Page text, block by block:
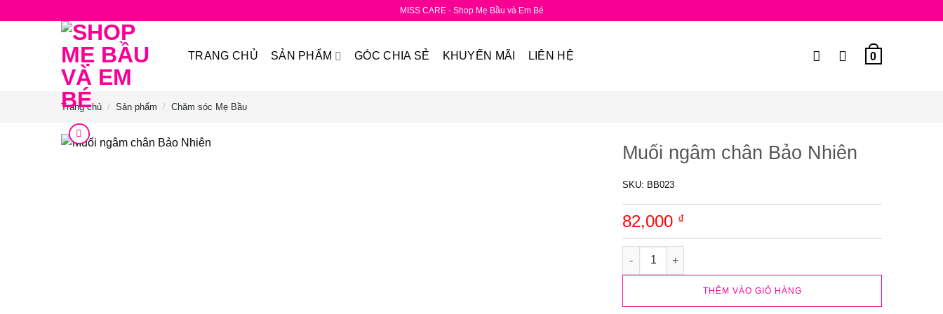
MISS CARE - Shop Mẹ Bầu và Em Bé
TRANG CHỦ SẢN PHẨM GÓC CHIA SẺ KHUYẾN MÃI LIÊN HỆ 0
Trang chủ / Sản phẩm / Chăm sóc Mẹ Bầu
Muối ngâm chân Bảo Nhiên
82,000 ₫
Muối ngâm chân Bảo Nhiên số lượng
THÊM VÀO GIỎ HÀNG
SKU: BB023